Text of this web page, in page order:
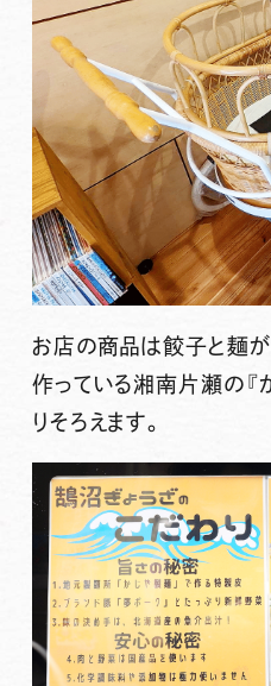
お店の商品は餃子と麺が
作っている湘南片瀬の『
りそろえます。